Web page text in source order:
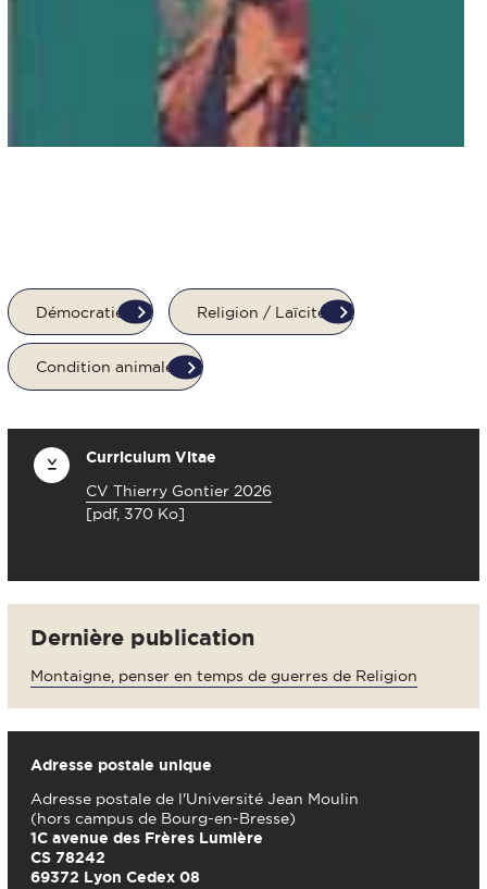
Démocratie Religion / Laïcité
Condition animale
Curriculum Vitae
CV Thierry Gontier 2026
[pdf, 370 Ko]
Dernière publication
Montaigne, penser en temps de guerres de Religion
Adresse postale unique
Adresse postale de l'Université Jean Moulin
(hors campus de Bourg-en-Bresse)
1C avenue des Frères Lumière
CS 78242
69372 Lyon Cedex 08